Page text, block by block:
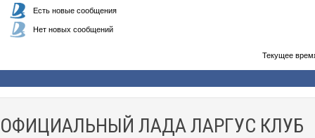
Есть новые сообщения
Нет новых сообщений
Текущее
ОФИЦИАЛЬНЫЙ ЛАДА ЛАРГУС КЛУБ